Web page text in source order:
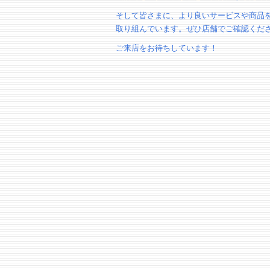
そして皆さまに、より良いサービスや商品
取り組んでいます。ぜひ店舗でご確認くださ
ご来店をお待ちしています！